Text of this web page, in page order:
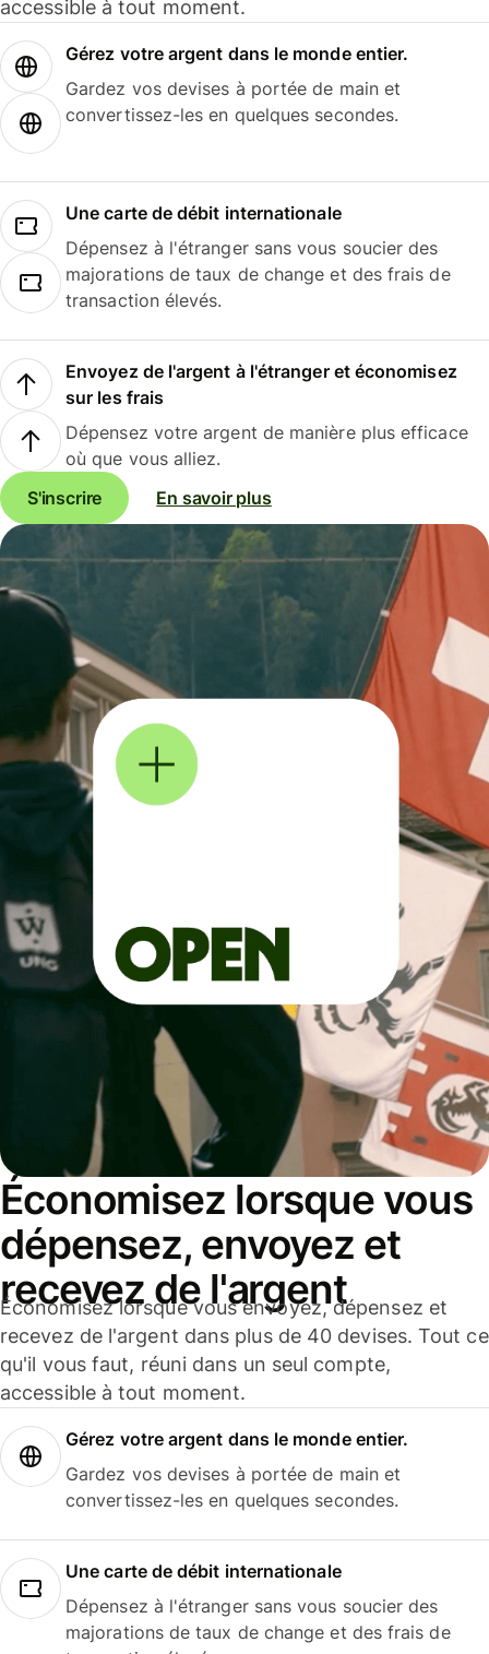
accessible à tout moment.
Gérez votre argent dans le monde entier.
Gardez vos devises à portée de main et
convertissez-les en quelques secondes.
Une carte de débit internationale
Dépensez à l'étranger sans vous soucier des
majorations de taux de change et des frais de
transaction élevés.
Envoyez de l'argent à l'étranger et économisez
sur les frais
Dépensez votre argent de manière plus efficace
où que vous alliez.
S'inscrire
En savoir plus
Économisez lorsque vous
dépensez, envoyez et
recevez de l'argent
Économisez lorsque vous envoyez, dépensez et
recevez de l'argent dans plus de 40 devises. Tout ce
qu'il vous faut, réuni dans un seul compte,
accessible à tout moment.
Gérez votre argent dans le monde entier.
Gardez vos devises à portée de main et
convertissez-les en quelques secondes.
Une carte de débit internationale
Dépensez à l'étranger sans vous soucier des
majorations de taux de change et des frais de